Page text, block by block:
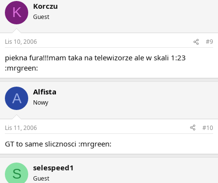
K Korczu
Guest
Lis 10, 2006 #9
piekna fura!!!mam taka na telewizorze ale w skali 1:23
:mrgreen:
A Alfista
Nowy
Lis 11, 2006 #10
GT to same slicznosci :mrgreen:
S selespeed1
Guest